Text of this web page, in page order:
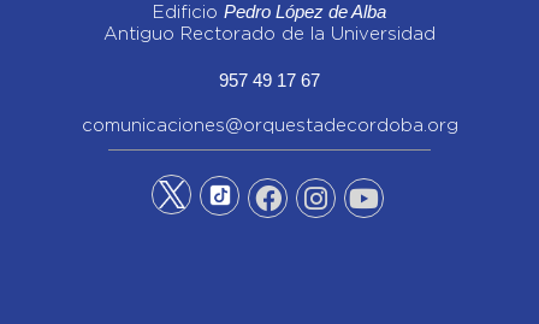
Edificio Pedro López de Alba
Antiguo Rectorado de la Universidad
957 49 17 67
comunicaciones@orquestadecordoba.org